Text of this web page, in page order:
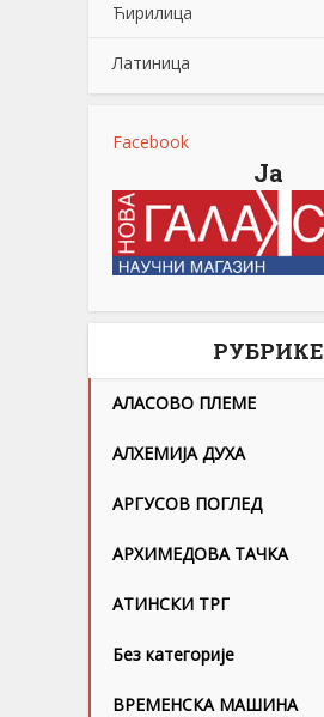
Ћирилица
Латиница
Facebook
Ја
РУБРИКЕ
АЛАСОВО ПЛЕМЕ
АЛХЕМИЈА ДУХА
АРГУСОВ ПОГЛЕД
АРХИМЕДОВА ТАЧКА
АТИНСКИ ТРГ
Без категорије
ВРЕМЕНСКА МАШИНА